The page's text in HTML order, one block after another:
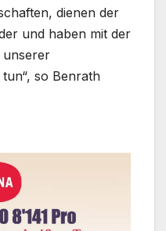
dienen der
und haben mit der
so Benrath